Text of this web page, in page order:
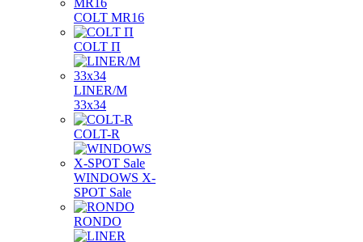
COLT MR16
COLT П
LINER/М
33х34
COLT-R
WINDOWS X-
SPOT Sale
RONDO